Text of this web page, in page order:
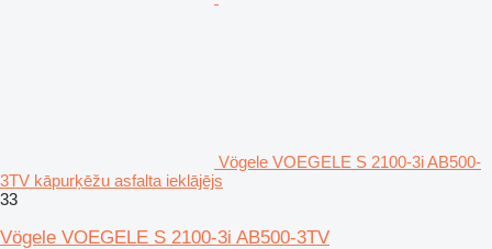
Vögele VOEGELE S 2100-3i AB500-
3TV kāpurķēžu asfalta ieklājējs
33
Vögele VOEGELE S 2100-3i AB500-3TV